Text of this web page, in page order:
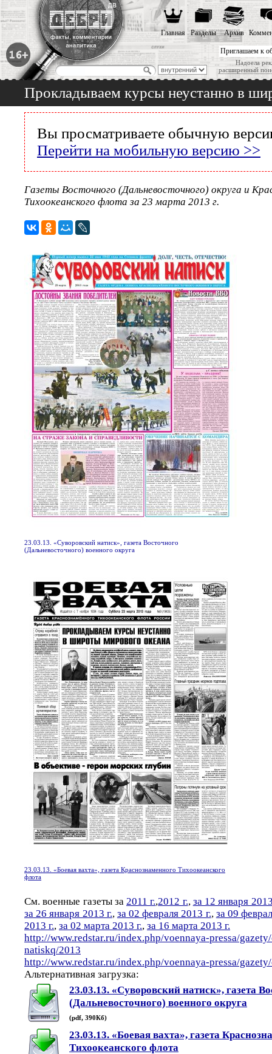
Приглашаем к
Надоела
расширенный
Главная Разделы Архив
Прокладываем курсы неустанно в
Вы просматриваете обычную
Перейти на мобильную версию >>
Газеты Восточного (Дальневосточного) округа и
Тихоокеанского флота за 23 марта 2013 г.
23.03.13. «Суворовский натиск», газета Восточного
(Дальневосточного) военного округа
23.03.13. «Боевая вахта», газета Краснознаменного Тихоокеанского
флота
См. военные газеты за 2011 г.,2012 г., за 12 января
за 26 января 2013 г., за 02 февраля 2013 г., за 09
2013 г., за 02 марта 2013 г., за 16 марта 2013 г.
http://www.redstar.ru/index.php/voennaya-pressa/
natiskq/2013
http://www.redstar.ru/index.php/voennaya-pressa/
Альтернативная загрузка:
23.03.13. «Суворовский натиск», газета
(Дальневосточного) военного округа
(pdf, 390Кб)
23.03.13. «Боевая вахта», газета
Тихоокеанского флота